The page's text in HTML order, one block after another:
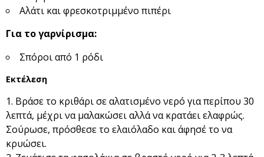
Αλάτι και φρεσκοτριμμένο πιπέρι
Για το γαρνίρισμα:
Σπόροι από 1 ρόδι
Εκτέλεση
Βράσε το κριθάρι σε αλατισμένο νερό για περίπου 30
λεπτά, μέχρι να μαλακώσει αλλά να κρατάει ελαφρώς.
Σούρωσε, πρόσθεσε το ελαιόλαδο και άφησέ το να
κρυώσει.